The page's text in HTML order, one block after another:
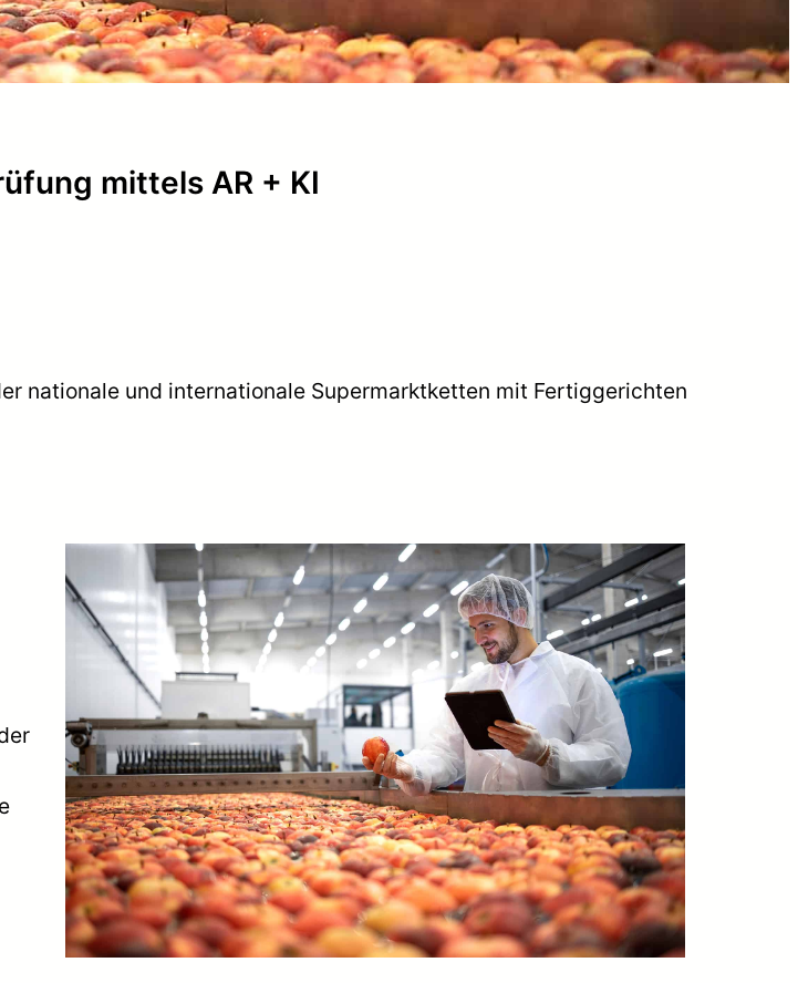
mittels AR + KI
nationale und internationale Supermarktketten mit Fertiggerichten